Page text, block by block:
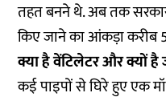
तहत बनने थे. अब तक
किए जाने का आंकड़ा करीब
क्या है वेंटिलेटर और क्यों है
कई पाइपों से घिरे हुए एक